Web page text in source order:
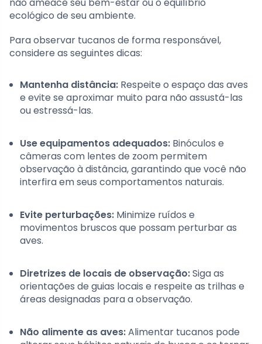
ecológico de seu ambiente.
Para observar tucanos de forma responsável,
considere as seguintes dicas:
Mantenha distância: Respeite o espaço das aves
e evite se aproximar muito para não assustá-las
ou estressá-las.
Use equipamentos adequados: Binóculos e
câmeras com lentes de zoom permitem
observação à distância, garantindo que você não
interfira em seus comportamentos naturais.
Evite perturbações: Minimize ruídos e
movimentos bruscos que possam perturbar as
aves.
Diretrizes de locais de observação:Siga as
orientações de guias locais e respeite as trilhas e
áreas designadas para a observação.
Não alimente as aves:Alimentar tucanos pode